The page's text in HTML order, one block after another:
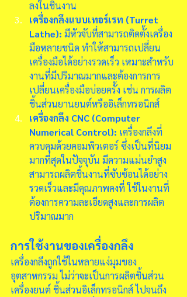
ลงในชิ้นงาน
เครื่องกลึงแบบเทอร์เรท (Turret
Lathe): มีหัวจับที่สามารถติดตั้งเครื่อง
มือหลายชนิด ทำให้สามารถเปลี่ยน
เครื่องมือได้อย่างรวดเร็ว เหมาะสำหรับ
งานที่มีปริมาณมากและต้องการการ
เปลี่ยนเครื่องมือบ่อยครั้ง เช่น การผลิต
ชิ้นส่วนยานยนต์หรืออิเล็กทรอนิกส์
เครื่องกลึง CNC (Computer
Numerical Control): เครื่องกลึงที่
ควบคุมด้วยคอมพิวเตอร์ ซึ่งเป็นที่นิยม
มากที่สุดในปัจจุบัน มีความแม่นยำสูง
สามารถผลิตชิ้นงานที่ซับซ้อนได้อย่าง
รวดเร็วและมีคุณภาพคงที่ ใช้ในงานที่
ต้องการความละเอียดสูงและการผลิต
ปริมาณมาก
การใช้งานของเครื่องกลึง
เครื่องกลึงถูกใช้ในหลายแง่มุมของ
อุตสาหกรรม ไม่ว่าจะเป็นการผลิตชิ้นส่วน
เครื่องยนต์ ชิ้นส่วนอิเล็กทรอนิกส์ ไปจนถึง